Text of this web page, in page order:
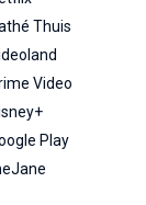
Thuis
Video
Play